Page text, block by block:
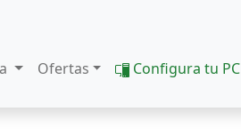
Ofertas Configura tu PC